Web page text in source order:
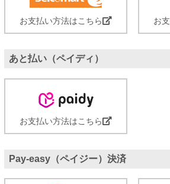
お支払い方法はこちら お
あと払い（ペイディ）
お支払い方法はこちら
Pay-easy（ペイジー）決済